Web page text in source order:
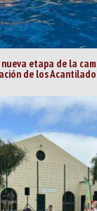
etapa de la
de los